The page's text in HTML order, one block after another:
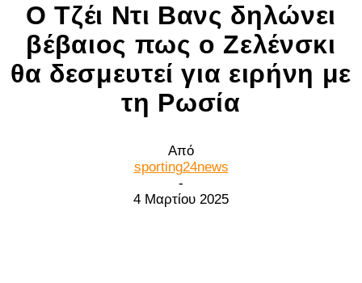
Ο Τζέι Ντι Βανς δηλώνει
βέβαιος πως ο Ζελένσκι
θα δεσμευτεί για ειρήνη με
τη Ρωσία
Από
sporting24news
-
4 Μαρτίου 2025